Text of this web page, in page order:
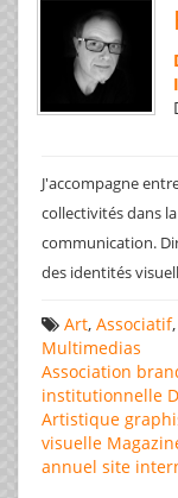
J'accompagne
collectivités dans
communication.
des identités
Art, Associatif,
Multimedias
Association
institutionnelle
Artistique
visuelle
annuel site